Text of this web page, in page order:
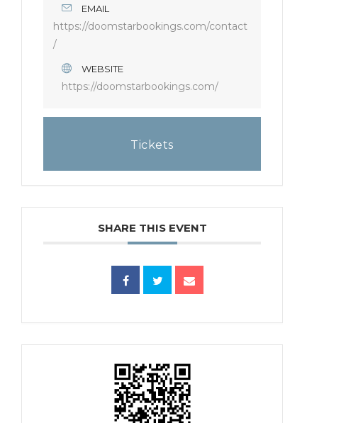
EMAIL
https://doomstarbookings.com/contact
/
WEBSITE
https://doomstarbookings.com/
Tickets
SHARE THIS EVENT